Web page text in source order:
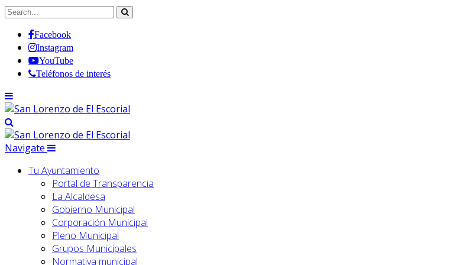
Facebook
Instagram
YouTube
Teléfonos de interés
Navigate
Tu Ayuntamiento
Portal de Transparencia
La Alcaldesa
Gobierno Municipal
Corporación Municipal
Pleno Municipal
Grupos Municipales
Normativa municipal